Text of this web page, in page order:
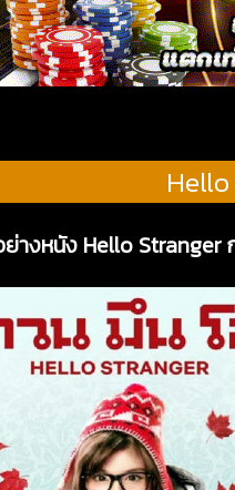
างหนัง Hello Stranger